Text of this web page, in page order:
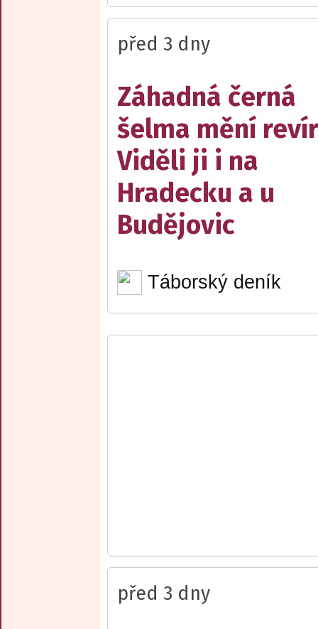
před 3 dny
Záhadná černá
šelma mění
Viděli ji i na
Hradecku a u
Budějovic
Táborský deník
před 3 dny